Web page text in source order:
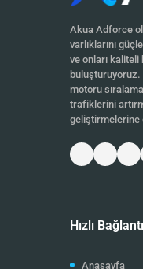
Akua Adforce
varlıklarını
ve onları kaliteli
buluşturuyoruz.
motoru
trafiklerini
geliştirmelerine
Hızlı
Anasayfa